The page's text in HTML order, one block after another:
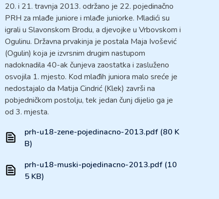
20. i 21. travnja 2013. održano je 22. pojedinačno
PRH za mlađe juniore i mlađe juniorke. Mladići su
igrali u Slavonskom Brodu, a djevojke u Vrbovskom i
Ogulinu. Državna prvakinja je postala Maja Ivošević
(Ogulin) koja je izvrsnim drugim nastupom
nadoknadila 40-ak čunjeva zaostatka i zasluženo
osvojila 1. mjesto. Kod mlađih juniora malo sreće je
nedostajalo da Matija Cindrić (Klek) završi na
pobjedničkom postolju, tek jedan čunj dijelio ga je
od 3. mjesta.
prh-u18-zene-pojedinacno-2013.pdf (80 K
B)
prh-u18-muski-pojedinacno-2013.pdf (10
5 KB)